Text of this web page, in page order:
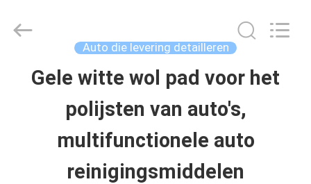
THUIS
PRODUCTEN
Meklon
Auto die levering detailleren
Gele witte wol pad voor het
polijsten van auto's,
multifunctionele auto
reinigingsmiddelen